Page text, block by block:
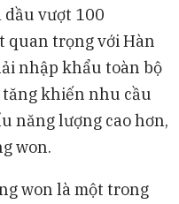
vượt 100
quan trọng với Hàn
nhập khẩu toàn bộ
khiến nhu cầu
năng lượng cao hơn,
won.
won là một trong